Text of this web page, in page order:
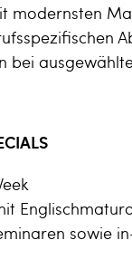
modernsten
sowie